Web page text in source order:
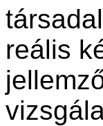
reális